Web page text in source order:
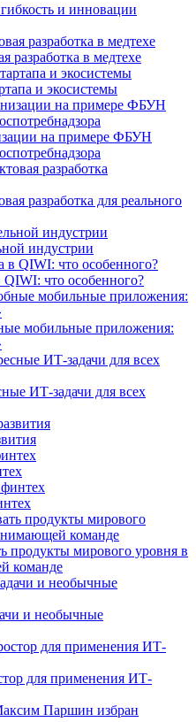
и инновации
разработка в медтехе
и экосистемы
на примере ФБУН
разработка для реального
индустрии
QIWI: что особенного?
мобильные приложения:
ИТ-задачи для всех
продукты мирового уровня в
команде
и необычные
для применения ИТ-